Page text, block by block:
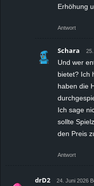
Erhöhung
Antwort
Schara
Und wer
bietet? Ich
haben die
Ich sage
sollte
den Preis
Antwort
drD2 24. Juni 2026